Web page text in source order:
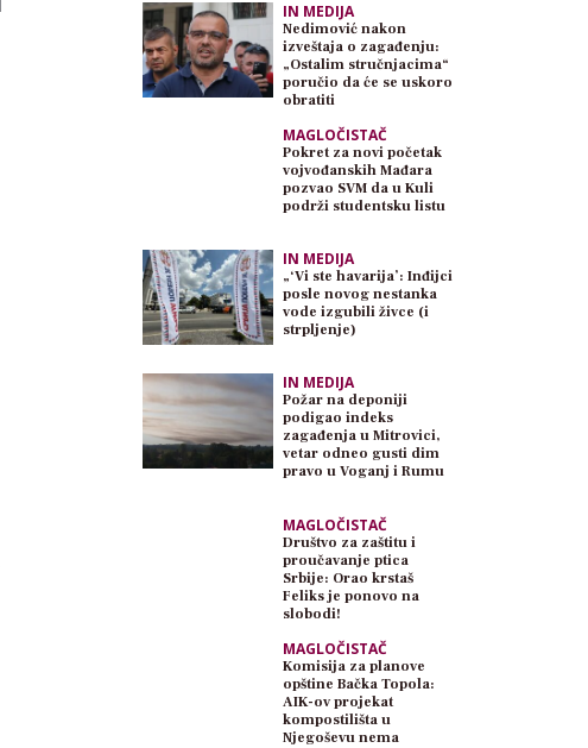
IN MEDIJA
Nedimović nakon
izveštaja o zagađenju:
„Ostalim stručnjacima“
poručio da će se uskoro
obratiti
MAGLOČISTAČ
Pokret za novi početak
vojvođanskih Mađara
pozvao SVM da u Kuli
podrži studentsku listu
IN MEDIJA
„‘Vi ste havarija’: Inđijci
posle novog nestanka
vode izgubili živce (i
strpljenje)
IN MEDIJA
Požar na deponiji
podigao indeks
zagađenja u Mitrovici,
vetar odneo gusti dim
pravo u Voganj i Rumu
MAGLOČISTAČ
Društvo za zaštitu i
proučavanje ptica
Srbije: Orao krstaš
Feliks je ponovo na
slobodi!
MAGLOČISTAČ
Komisija za planove
opštine Bačka Topola:
AIK-ov projekat
kompostilišta u
Njegoševu nema